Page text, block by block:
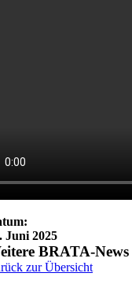
Juni 2025
BRATA-News
zur Übersicht